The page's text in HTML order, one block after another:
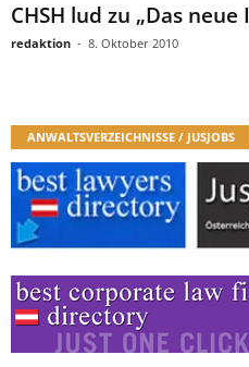
CHSH lud zu „Das
redaktion - 8. Oktober 2010
ANWALTSVERZEICHNISSE / JUSJOBS